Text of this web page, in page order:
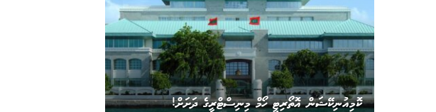
ކޮމިއުނިކޭޝަން އޮތޯރިޓީ ހޯމް މިނިސްޓްރީގެ ދަށަށް!